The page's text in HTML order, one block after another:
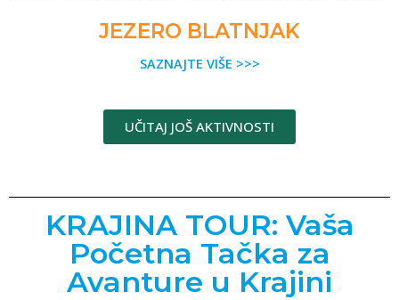
JEZERO BLATNJAK
SAZNAJTE VIŠE >>>
UČITAJ JOŠ AKTIVNOSTI
KRAJINA TOUR: Vaša
Početna Tačka za
Avanture u Krajini